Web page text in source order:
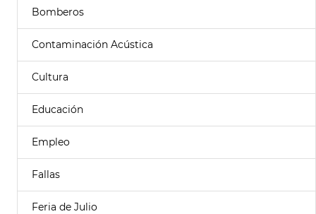
Bomberos
Contaminación Acústica
Cultura
Educación
Empleo
Fallas
Feria de Julio